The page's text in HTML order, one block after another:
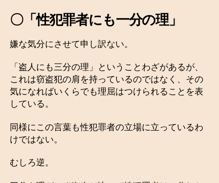
〇「性犯罪者にも一分の理」
嫌な気分にさせて申し訳ない。
「盗人にも三分の理」ということわざがあるが、
これは窃盗犯の肩を持っているのではなく、その
気になればいくらでも理屈はつけられることを表
している。
同様にこの言葉も性犯罪者の立場に立っているわ
けではない。
むしろ逆。